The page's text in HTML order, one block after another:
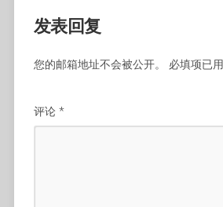
发表回复
您的邮箱地址不会被公开。 必填项已用
评论 *